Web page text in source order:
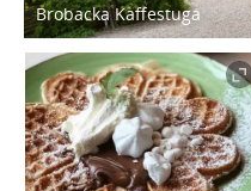
Brobacka Kaffestuga